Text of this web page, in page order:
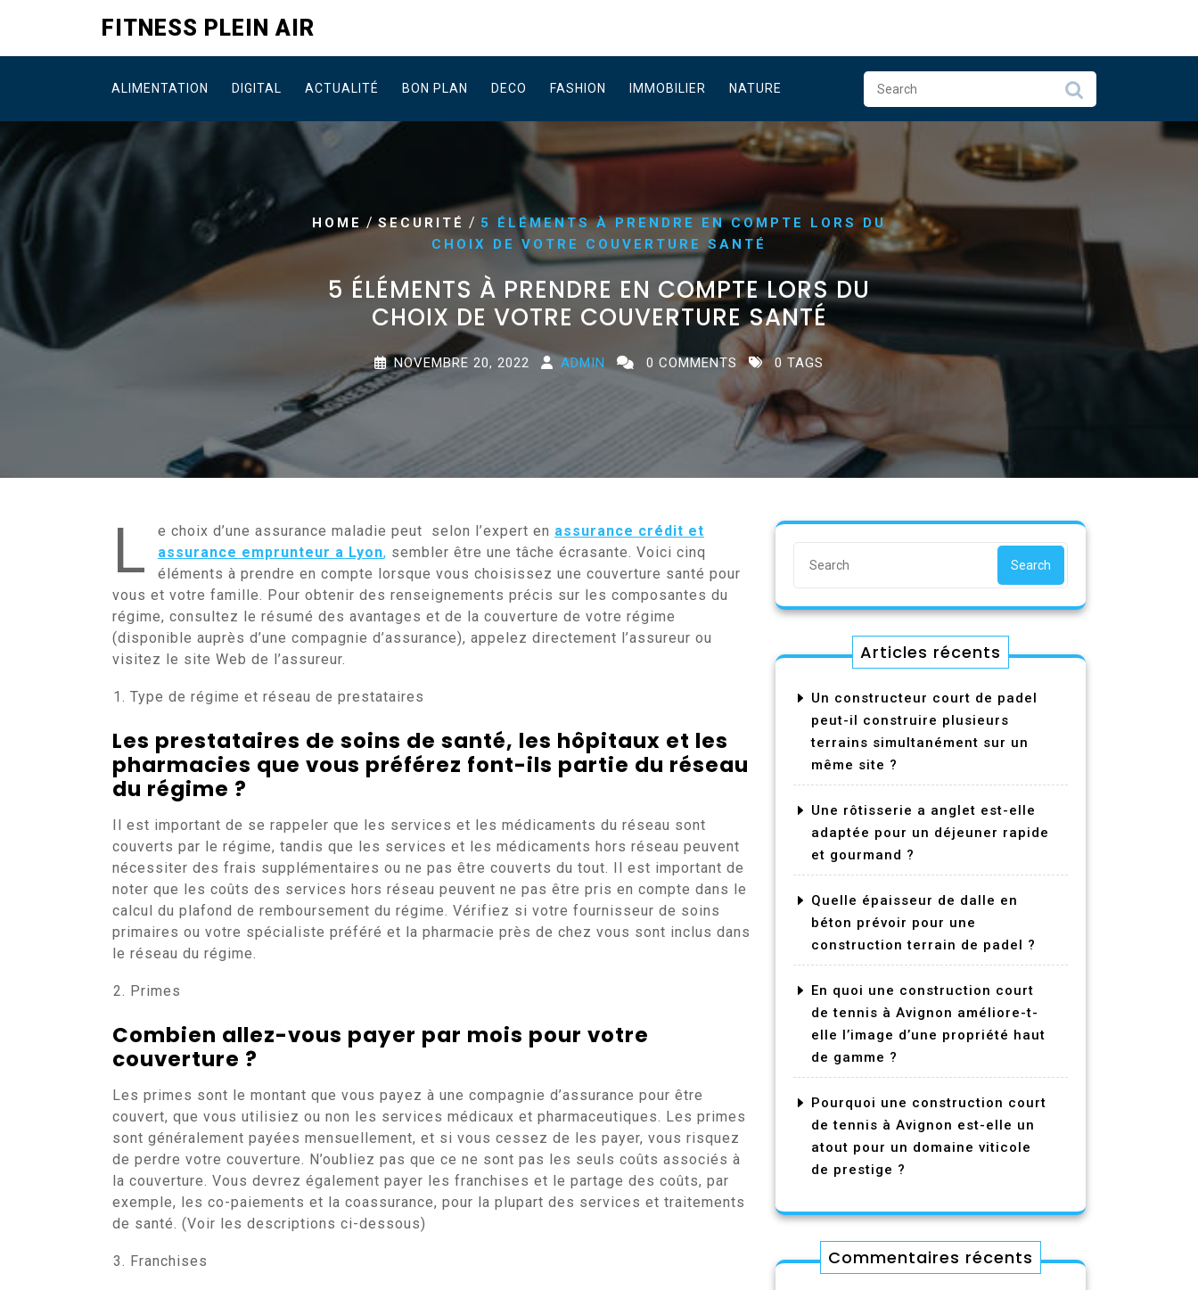
content
FITNESS PLEIN AIR
ALIMENTATION DIGITAL ACTUALITÉ BON PLAN DECO FASHION IMMOBILIER NATURE
HOME/SECURITÉ / 5 ÉLÉMENTS À PRENDRE EN COMPTE LORS DU
CHOIX DE VOTRE COUVERTURE SANTÉ
5 ÉLÉMENTS À PRENDRE EN COMPTE LORS DU
CHOIX DE VOTRE COUVERTURE SANTÉ
NOVEMBRE 20, 2022 ADMIN 0 COMMENTS 0 TAGS
L e choix d’une assurance maladie peut selon l’expert en assurance crédit et
assurance emprunteur a Lyon, sembler être une tâche écrasante. Voici cinq
éléments à prendre en compte lorsque vous choisissez une couverture santé pour
vous et votre famille. Pour obtenir des renseignements précis sur les composantes du
régime, consultez le résumé des avantages et de la couverture de votre régime
(disponible auprès d’une compagnie d’assurance), appelez directement l’assureur ou
visitez le site Web de l’assureur.
Type de régime et réseau de prestataires
Les prestataires de soins de santé, les hôpitaux et les
pharmacies que vous préférez font-ils partie du réseau
du régime ?
Il est important de se rappeler que les services et les médicaments du réseau sont
couverts par le régime, tandis que les services et les médicaments hors réseau peuvent
nécessiter des frais supplémentaires ou ne pas être couverts du tout. Il est important de
noter que les coûts des services hors réseau peuvent ne pas être pris en compte dans le
calcul du plafond de remboursement du régime. Vérifiez si votre fournisseur de soins
primaires ou votre spécialiste préféré et la pharmacie près de chez vous sont inclus dans
le réseau du régime.
Primes
Combien allez-vous payer par mois pour votre
couverture ?
Les primes sont le montant que vous payez à une compagnie d’assurance pour être
couvert, que vous utilisiez ou non les services médicaux et pharmaceutiques. Les primes
sont généralement payées mensuellement, et si vous cessez de les payer, vous risquez
de perdre votre couverture. N’oubliez pas que ce ne sont pas les seuls coûts associés à
la couverture. Vous devrez également payer les franchises et le partage des coûts, par
exemple, les co-paiements et la coassurance, pour la plupart des services et traitements
de santé. (Voir les descriptions ci-dessous)
Franchises
Search
Articles récents
Un constructeur court de padel
peut-il construire plusieurs
terrains simultanément sur un
même site ?
Une rôtisserie a anglet est-elle
adaptée pour un déjeuner rapide
et gourmand ?
Quelle épaisseur de dalle en
béton prévoir pour une
construction terrain de padel ?
En quoi une construction court
de tennis à Avignon améliore-t-
elle l’image d’une propriété haut
de gamme ?
Pourquoi une construction court
de tennis à Avignon est-elle un
atout pour un domaine viticole
de prestige ?
Commentaires récents